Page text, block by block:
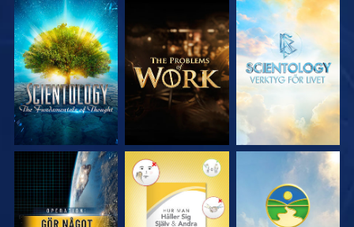
UTFORSKA
SERIEN
UTFORSKA
SERIEN
UTFORSKA
SERIEN
TITTA TITTA TITTA